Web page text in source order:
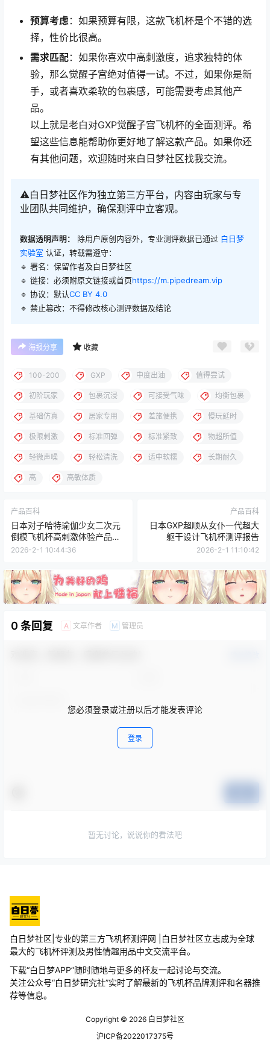
预算考虑：如果预算有限，这款飞机杯是个不错的选
择，性价比很高。
需求匹配：如果你喜欢中高刺激度，追求独特的体
验，那么觉醒子宫绝对值得一试。不过，如果你是新
手，或者喜欢柔软的包裹感，可能需要考虑其他产
品。
以上就是老白对GXP觉醒子宫飞机杯的全面测评。希
望这些信息能帮助你更好地了解这款产品。如果你还
有其他问题，欢迎随时来白日梦社区找我交流。
⚠️白日梦社区作为独立第三方平台，内容由玩家与专
业团队共同维护，确保测评中立客观。
数据透明声明： 除用户原创内容外，专业测评数据已通过 白日梦
实验室 认证，转载需遵守：
🔹 署名：保留作者及白日梦社区
🔹 链接：必须附原文链接或首页https://m.pipedream.vip
🔹 协议：默认CC BY 4.0
🔹 禁止篡改：不得修改核心测评数据及结论
海报分享 收藏
100-200 GXP 中度出油 值得尝试
初阶玩家 包裹沉浸 可接受气味 均衡包裹
基础仿真 居家专用 差旅便携 慢玩延时
极限刺激 标准回弹 标准紧致 物超所值
轻微声噪 轻松清洗 适中软糯 长期耐久
高 高敏体质
产品百科
日本对子哈特瑜伽少女二次元
倒模飞机杯高刺激体验产品测
评报告
2026-2-1 10:44:36
产品百科
日本GXP超顺从女仆一代超大
躯干设计飞机杯测评报告
2026-2-1 11:10:42
0 条回复 A 文章作者 M 管理员
您必须登录或注册以后才能发表评论
登录
暂无讨论，说说你的看法吧
白日梦社区|专业的第三方飞机杯测评网 |白日梦社区立志成为全球
最大的飞机杯评测及男性情趣用品中文交流平台。
下载“白日梦APP”随时随地与更多的杯友一起讨论与交流。
关注公众号“白日梦研究社”实时了解最新的飞机杯品牌测评和名器推
荐等信息。
Copyright © 2026 白日梦社区
沪ICP备2022017375号